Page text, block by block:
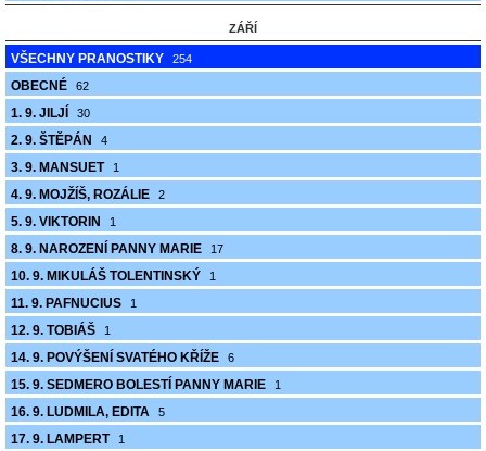
ZÁŘÍ
VŠECHNY PRANOSTIKY 254
OBECNÉ 62
1. 9. JILJÍ 30
2. 9. ŠTĚPÁN 4
3. 9. MANSUET 1
4. 9. MOJŽÍŠ, ROZÁLIE 2
5. 9. VIKTORIN 1
8. 9. NAROZENÍ PANNY MARIE 17
10. 9. MIKULÁŠ TOLENTINSKÝ 1
11. 9. PAFNUCIUS 1
12. 9. TOBIÁŠ 1
14. 9. POVÝŠENÍ SVATÉHO KŘÍŽE 6
15. 9. SEDMERO BOLESTÍ PANNY MARIE 1
16. 9. LUDMILA, EDITA 5
17. 9. LAMPERT 1